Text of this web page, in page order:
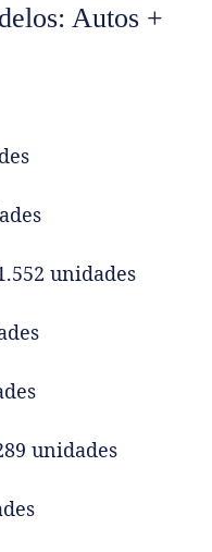
Autos +
unidades
unidades